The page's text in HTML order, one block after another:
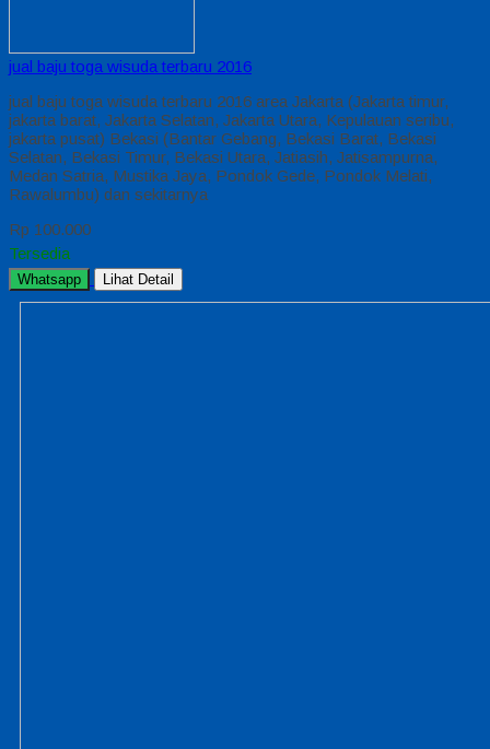
jual baju toga wisuda terbaru 2016
jual baju toga wisuda terbaru 2016 area Jakarta (Jakarta timur,
jakarta barat, Jakarta Selatan, Jakarta Utara, Kepulauan seribu,
jakarta pusat) Bekasi (Bantar Gebang, Bekasi Barat, Bekasi
Selatan, Bekasi Timur, Bekasi Utara, Jatiasih, Jatisampurna,
Medan Satria, Mustika Jaya, Pondok Gede, Pondok Melati,
Rawalumbu) dan sekitarnya
Rp 100.000
Tersedia
Whatsapp Lihat Detail